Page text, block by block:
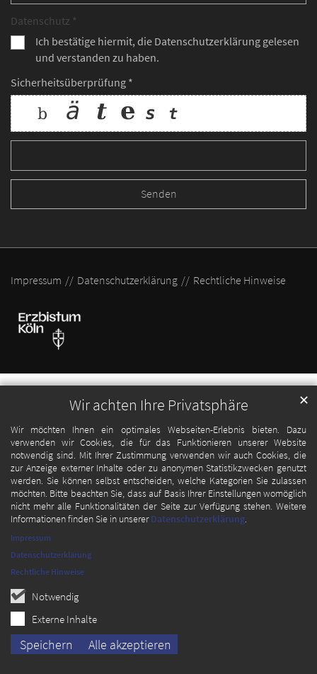
Wir achten Ihre Privatsphäre
Wir möchten Ihnen ein optimales Webseiten-Erlebnis bieten. Dazu
verwenden wir Cookies, die für das Funktionieren unserer Website
notwendig sind. Mit Ihrer Zustimmung verwenden wir auch Cookies, die
zur Anzeige externer Inhalte oder zu anonymen Statistikzwecken genutzt
werden. Sie können selbst entscheiden, welche Kategorien Sie zulassen
möchten. Bitte beachten Sie, dass auf Basis Ihrer Einstellungen womöglich
nicht mehr alle Funktionalitäten der Seite zur Verfügung stehen. Weitere
Informationen finden Sie in unsererDatenschutzerklärung.
Notwendig
Externe Inhalte
Speichern Alle akzeptieren
✕
Impressum
Datenschutzerklärung
Rechtliche Hinweise
Datenschutz *
Ich bestätige hiermit, die Datenschutzerklärung gelesen
und verstanden zu haben.
Sicherheitsüberprüfung *
Impressum Datenschutzerklärung Rechtliche Hinweise